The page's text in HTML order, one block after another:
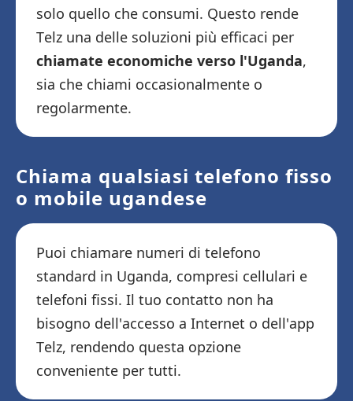
solo quello che consumi. Questo rende
Telz una delle soluzioni più efficaci per
chiamate economiche verso l'Uganda,
sia che chiami occasionalmente o
regolarmente.
Chiama qualsiasi telefono fisso
o mobile ugandese
Puoi chiamare numeri di telefono
standard in Uganda, compresi cellulari e
telefoni fissi. Il tuo contatto non ha
bisogno dell'accesso a Internet o dell'app
Telz, rendendo questa opzione
conveniente per tutti.